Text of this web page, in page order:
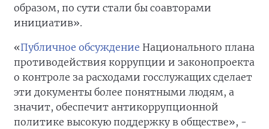
образом, по сути стали бы соавторами
инициатив».
«Публичное обсуждение Национального плана
противодействия коррупции и законопроекта
о контроле за расходами госслужащих сделает
эти документы более понятными людям, а
значит, обеспечит антикоррупционной
политике высокую поддержку в обществе», -